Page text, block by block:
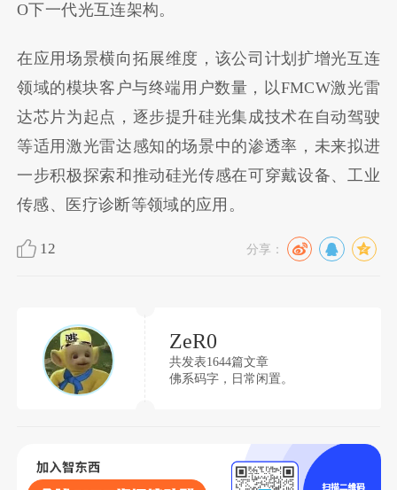
O下一代光互连架构。
在应用场景横向拓展维度，该公司计划扩增光互连
领域的模块客户与终端用户数量，以FMCW激光雷
达芯片为起点，逐步提升硅光集成技术在自动驾驶
等适用激光雷达感知的场景中的渗透率，未来拟进
一步积极探索和推动硅光传感在可穿戴设备、工业
传感、医疗诊断等领域的应用。
12 分享：
ZeR0
共发表1644篇文章
佛系码字，日常闲置。